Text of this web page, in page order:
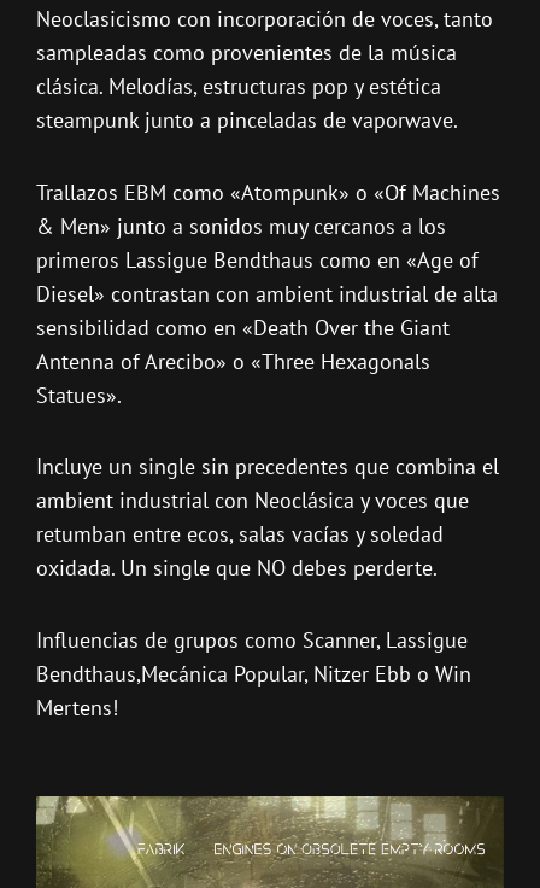
Neoclasicismo con incorporación de voces, tanto
sampleadas como provenientes de la música
clásica. Melodías, estructuras pop y estética
steampunk junto a pinceladas de vaporwave.
Trallazos EBM como «Atompunk» o «Of Machines
& Men» junto a sonidos muy cercanos a los
primeros Lassigue Bendthaus como en «Age of
Diesel» contrastan con ambient industrial de alta
sensibilidad como en «Death Over the Giant
Antenna of Arecibo» o «Three Hexagonals
Statues».
Incluye un single sin precedentes que combina el
ambient industrial con Neoclásica y voces que
retumban entre ecos, salas vacías y soledad
oxidada. Un single que NO debes perderte.
Influencias de grupos como Scanner, Lassigue
Bendthaus,Mecánica Popular, Nitzer Ebb o Win
Mertens!